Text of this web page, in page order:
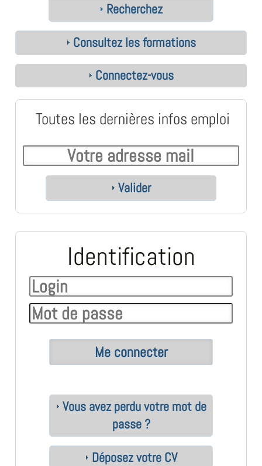
Recherchez
Consultez les formations
Connectez-vous
Toutes les dernières infos emploi
Valider
Identification
Vous avez perdu votre mot de
passe ?
Déposez votre CV